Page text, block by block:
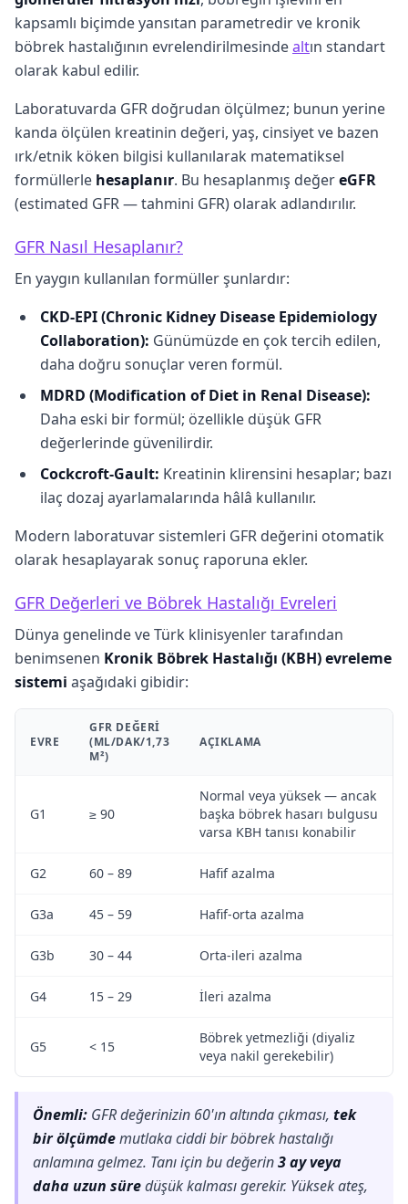
kapsamlı biçimde yansıtan parametredir ve kronik
böbrek hastalığının evrelendirilmesindealtın standart
olarak kabul edilir.
Laboratuvarda GFR doğrudan ölçülmez; bunun yerine
kanda ölçülen kreatinin değeri, yaş, cinsiyet ve bazen
ırk/etnik köken bilgisi kullanılarak matematiksel
formüllerle hesaplanır. Bu hesaplanmış değereGFR
(estimated GFR — tahmini GFR) olarak adlandırılır.
GFR Nasıl Hesaplanır?
En yaygın kullanılan formüller şunlardır:
CKD-EPI (Chronic Kidney Disease Epidemiology
Collaboration): Günümüzde en çok tercih edilen,
daha doğru sonuçlar veren formül.
MDRD (Modification of Diet in Renal Disease):
Daha eski bir formül; özellikle düşük GFR
değerlerinde güvenilirdir.
Cockcroft-Gault: Kreatinin klirensini hesaplar; bazı
ilaç dozaj ayarlamalarında hâlâ kullanılır.
Modern laboratuvar sistemleri GFR değerini otomatik
olarak hesaplayarak sonuç raporuna ekler.
GFR Değerleri ve Böbrek Hastalığı Evreleri
Dünya genelinde ve Türk klinisyenler tarafından
benimsenen Kronik Böbrek Hastalığı (KBH) evreleme
sistemi aşağıdaki gibidir:
EVRE
GFR DEĞERI
(ML/DAK/1,73
M²)
AÇIKLAMA
G1 ≥ 90
Normal veya yüksek — ancak
başka böbrek hasarı bulgusu
varsa KBH tanısı konabilir
G2 60 – 89 Hafif azalma
G3a 45 – 59 Hafif-orta azalma
G3b 30 – 44 Orta-ileri azalma
G4 15 – 29 İleri azalma
G5 < 15
Böbrek yetmezliği (diyaliz
veya nakil gerekebilir)
Önemli: GFR değerinizin 60'ın altında çıkması, tek
bir ölçümdemutlaka ciddi bir böbrek hastalığı
anlamına gelmez. Tanı için bu değerin3 ay veya
daha uzun süredüşük kalması gerekir. Yüksek ateş,